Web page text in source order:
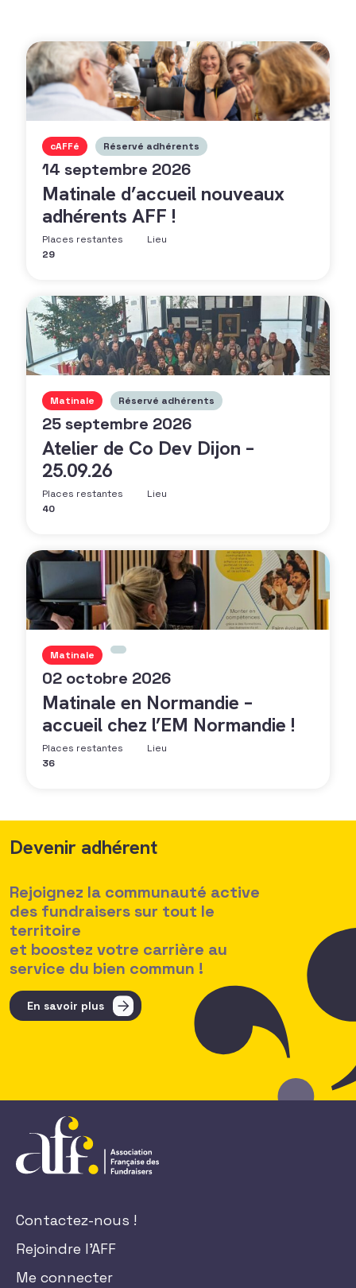
cAFFé Réservé adhérents
14 septembre 2026
Matinale d’accueil nouveaux
adhérents AFF !
Places restantes
29
Lieu
Matinale Réservé adhérents
25 septembre 2026
Atelier de Co Dev Dijon –
25.09.26
Places restantes
40
Lieu
Matinale
02 octobre 2026
Matinale en Normandie –
accueil chez l’EM Normandie !
Places restantes
36
Lieu
Devenir adhérent
Rejoignez la communauté active
des fundraisers sur tout le
territoire
et boostez votre carrière au
service du bien commun !
En savoir plus
Contactez-nous !
Rejoindre l'AFF
Me connecter